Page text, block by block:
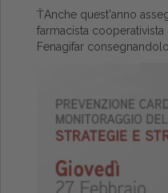
ŤAnche quest'anno
farmacista
Fenagifar